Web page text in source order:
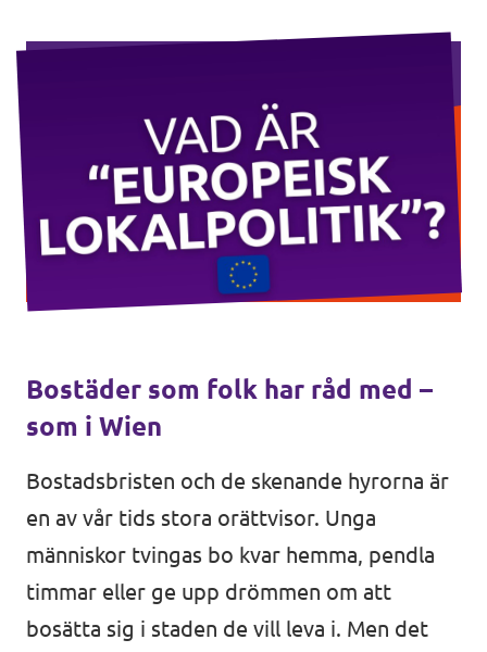
In English 🇬🇧
Bostäder som folk har råd med –
som i Wien
Bostadsbristen och de skenande hyrorna är
en av vår tids stora orättvisor. Unga
människor tvingas bo kvar hemma, pendla
timmar eller ge upp drömmen om att
bosätta sig i staden de vill leva i. Men det